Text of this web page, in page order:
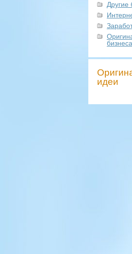
Другие
бизнеса
идеи